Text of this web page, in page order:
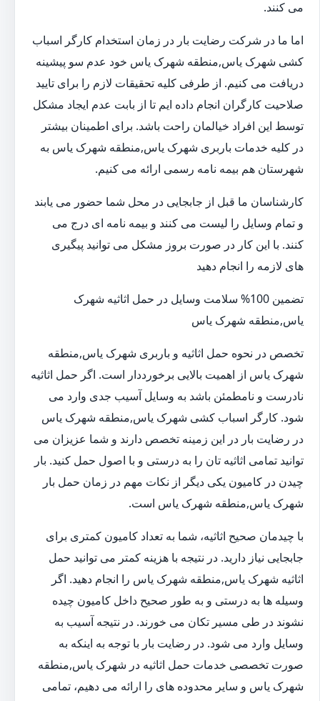
می کنند.
اما ما در شرکت رضایت بار در زمان استخدام کارگر اسباب
کشی شهرک یاس,منطقه شهرک یاس خود عدم سو پیشینه
دریافت می کنیم. از طرفی کلیه تحقیقات لازم را برای تایید
صلاحیت کارگران انجام داده ایم تا از بابت عدم ایجاد مشکل
توسط این افراد خیالمان راحت باشد. برای اطمینان بیشتر
در کلیه خدمات باربری شهرک یاس,منطقه شهرک یاس به
شهرستان هم بیمه نامه رسمی ارائه می کنیم.
کارشناسان ما قبل از جابجایی در محل شما حضور می یابند
و تمام وسایل را لیست می کنند و بیمه نامه ای درج می
کنند. با این کار در صورت بروز مشکل می توانید پیگیری
های لازمه را انجام دهید
تضمین 100% سلامت وسایل در حمل اثاثیه شهرک
یاس,منطقه شهرک یاس
تخصص در نحوه حمل اثاثیه و باربری شهرک یاس,منطقه
شهرک یاس از اهمیت بالایی برخورددار است. اگر حمل اثاثیه
نادرست و نامطمئن باشد به وسایل آسیب جدی وارد می
شود. کارگر اسباب کشی شهرک یاس,منطقه شهرک یاس
در رضایت بار در این زمینه تخصص دارند و شما عزیزان می
توانید تمامی اثاثیه تان را به درستی و با اصول حمل کنید. بار
چیدن در کامیون یکی دیگر از نکات مهم در زمان حمل بار
شهرک یاس,منطقه شهرک یاس است.
با چیدمان صحیح اثاثیه، شما به تعداد کامیون کمتری برای
جابجایی نیاز دارید. در نتیجه با هزینه کمتر می توانید حمل
اثاثیه شهرک یاس,منطقه شهرک یاس را انجام دهید. اگر
وسیله ها به درستی و به طور صحیح داخل کامیون چیده
نشوند در طی مسیر تکان می خورند. در نتیجه آسیب به
وسایل وارد می شود. در رضایت بار با توجه به اینکه به
صورت تخصصی خدمات حمل اثاثیه در شهرک یاس,منطقه
شهرک یاس و سایر محدوده های را ارائه می دهیم، تمامی